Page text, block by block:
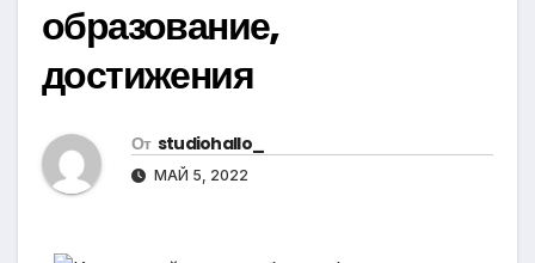
образование,
достижения
От studiohallo_
МАЙ 5, 2022